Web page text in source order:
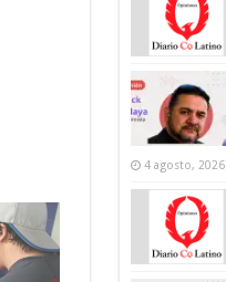
4 agosto, 2026